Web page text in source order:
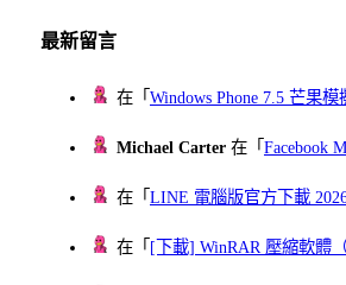
最新留言
在「Windows Phone 7.5 芒果
Michael Carter 在「Facebook
在「LINE 電腦版官方下載
在「 [下載] WinRAR 壓縮軟體